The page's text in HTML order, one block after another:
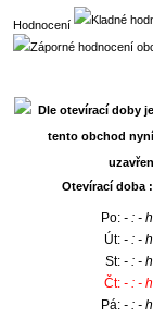
Hodnocení
Otevírací doba :
Po:- : - h
Út:- : - h
St:- : - h
Čt:- : - h
Pá:- : - h